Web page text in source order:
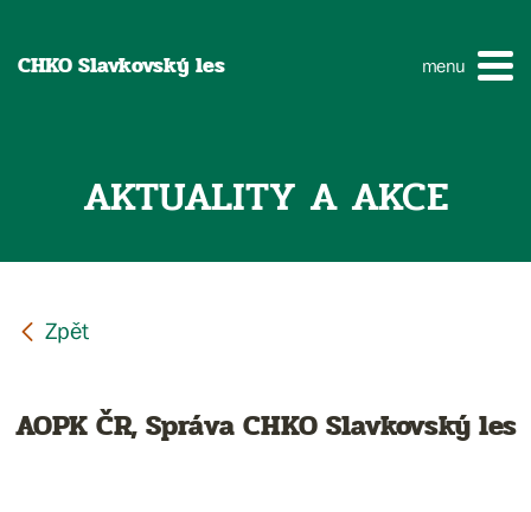
CHKO Slavkovský les menu
AKTUALITY A AKCE
AOPK ČR, Správa CHKO Slavkovský les